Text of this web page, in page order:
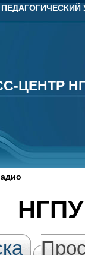
ЦЕНТР
ЦЕНТР